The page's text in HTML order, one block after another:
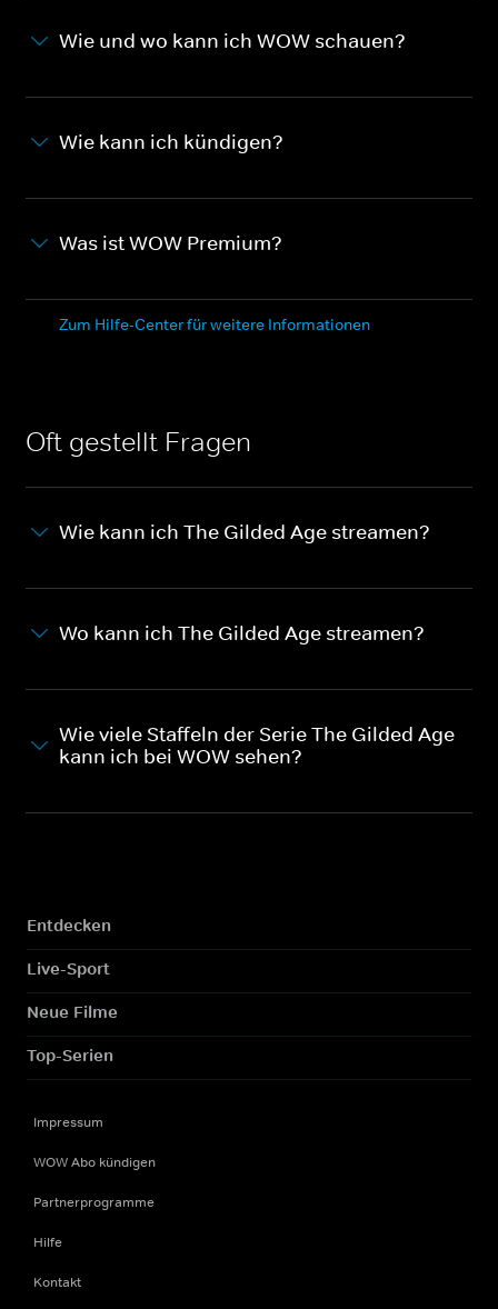
Wie und wo kann ich WOW schauen?
Wie kann ich kündigen?
Was ist WOW Premium?
Zum Hilfe-Center für weitere Informationen
Oft gestellt Fragen
Wie kann ich The Gilded Age streamen?
Wo kann ich The Gilded Age streamen?
Wie viele Staffeln der Serie The Gilded Age
kann ich bei WOW sehen?
Entdecken
Live-Sport
Neue Filme
Top-Serien
Impressum
WOW Abo kündigen
Partnerprogramme
Hilfe
Kontakt